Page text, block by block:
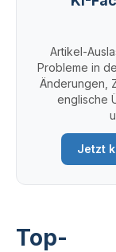
Artikel-
Probleme in
Änderungen,
englische
Jetzt
Top-